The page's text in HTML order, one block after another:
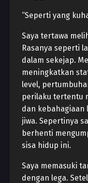
“Seperti yang
Saya tertawa
Rasanya seperti
dalam sekejap.
meningkatkan
level,
perilaku tertentu
dan
jiwa. Sepertinya
berhenti
sisa hidup ini.
Saya memasuki
dengan lega.